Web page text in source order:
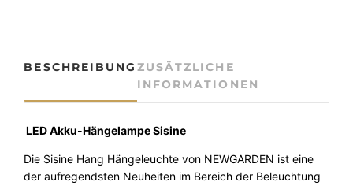
-
n
e
l
BESCHREIBUNG ZUSÄTZLICHE
INFORMATIONEN
LED Akku-Hängelampe Sisine
Die Sisine Hang Hängeleuchte von NEWGARDEN ist eine
der aufregendsten Neuheiten im Bereich der Beleuchtung